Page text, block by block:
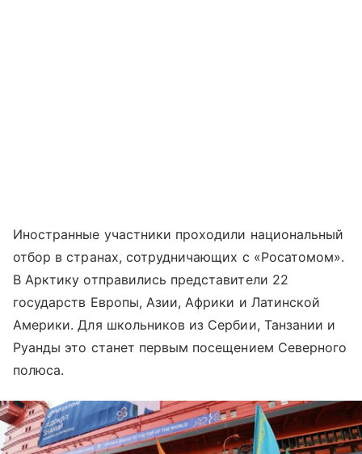
Иностранные участники проходили национальный
отбор в странах, сотрудничающих с «Росатомом».
В Арктику отправились представители 22
государств Европы, Азии, Африки и Латинской
Америки. Для школьников из Сербии, Танзании и
Руанды это станет первым посещением Северного
полюса.